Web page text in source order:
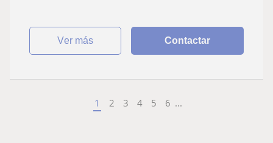
ver más Contactar
1 2 3 4 5 6 ...